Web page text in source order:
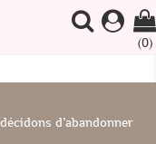
(0)
d’abandonner